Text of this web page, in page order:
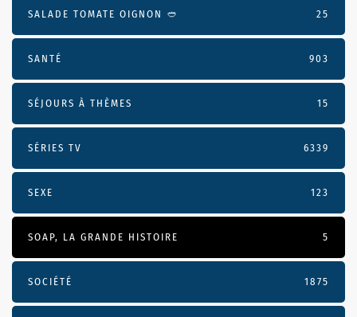
SALADE TOMATE OIGNON 🥙 25
SANTÉ 903
SÉJOURS À THÈMES 15
SÉRIES TV 6339
SEXE 123
SOAP, LA GRANDE HISTOIRE 5
SOCIÉTÉ 1875